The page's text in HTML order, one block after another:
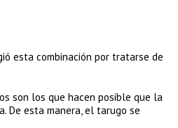
esta combinación por tratarse de
son los que hacen posible que la
De esta manera, el tarugo se